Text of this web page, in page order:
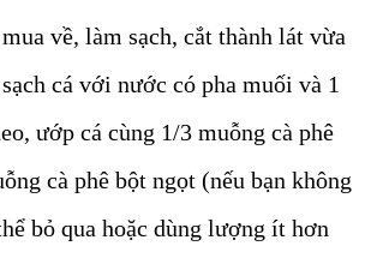
về, làm sạch, cắt thành lát vừa
cá với nước có pha muối và 1
ướp cá cùng 1/3 muỗng cà phê
cà phê bột ngọt (nếu bạn không
bỏ qua hoặc dùng lượng ít hơn